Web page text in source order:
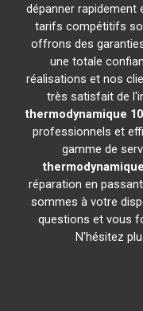
dépanner rapidement
tarifs compétitifs
offrons des
une totale
réalisations et nos
très satisfait de
thermodynamique
professionnels et
gamme de
réparation en
sommes à votre
questions et vous
N'hésitez